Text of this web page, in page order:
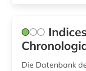
grammatik (3)
Die Datenbank